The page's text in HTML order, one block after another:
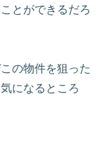
とができるだろ
の物件を狙った
になるところ